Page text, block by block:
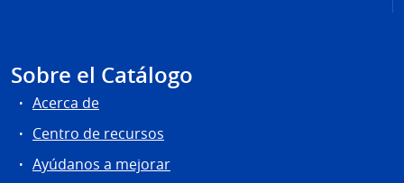
Sobre el Catálogo
Acerca de
Centro de recursos
Ayúdanos a mejorar